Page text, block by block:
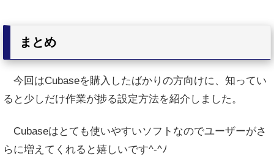
まとめ
今回はCubaseを購入したばかりの方向けに、知ってい
ると少しだけ作業が捗る設定方法を紹介しました。
Cubaseはとても使いやすいソフトなのでユーザーがさ
らに増えてくれると嬉しいです^-^ﾉ